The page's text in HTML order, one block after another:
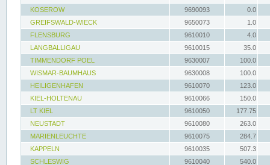
KOSEROW
9690093
0.0
GREIFSWALD-WIECK
9650073
1.0
FLENSBURG
9610010
4.0
LANGBALLIGAU
9610015
35.0
TIMMENDORF POEL
9630007
100.0
WISMAR-BAUMHAUS
9630008
100.0
HEILIGENHAFEN
9610070
123.0
KIEL-HOLTENAU
9610066
150.0
LT KIEL
9610050
177.75
NEUSTADT
9610080
263.0
MARIENLEUCHTE
9610075
284.7
KAPPELN
9610035
507.3
SCHLESWIG
9610040
540.0